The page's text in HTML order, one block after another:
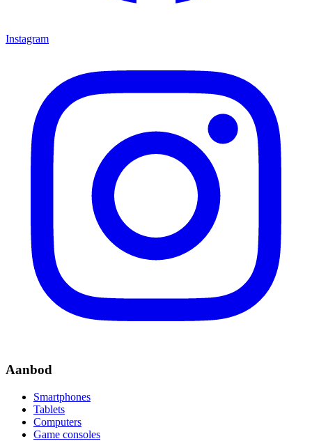
Instagram
Aanbod
Smartphones
Tablets
Computers
Game consoles